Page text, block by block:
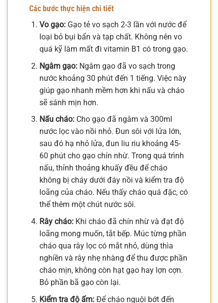
Các bước thực hiện chi tiết
Vo gạo:Gạo tẻ vo sạch 2-3 lần với nước để
loại bỏ bụi bẩn và tạp chất. Không nên vo
quá kỹ làm mất đi vitamin B1 có trong gạo.
Ngâm gạo:Ngâm gạo đã vo sạch trong
nước khoảng 30 phút đến 1 tiếng. Việc này
giúp gạo nhanh mềm hơn khi nấu và cháo
sẽ sánh mịn hơn.
Nấu cháo:Cho gạo đã ngâm và 300ml
nước lọc vào nồi nhỏ. Đun sôi với lửa lớn,
sau đó hạ nhỏ lửa, đun liu riu khoảng 45-
60 phút cho gạo chín nhừ. Trong quá trình
nấu, thỉnh thoảng khuấy đều để cháo
không bị cháy dưới đáy nồi và kiểm tra độ
loãng của cháo. Nếu thấy cháo quá đặc, có
thể thêm một chút nước sôi.
Rây cháo:Khi cháo đã chín nhừ và đạt độ
loãng mong muốn, tắt bếp. Múc từng phần
cháo qua rây lọc có mắt nhỏ, dùng thìa
nghiền và rây nhẹ nhàng để thu được phần
cháo mịn, không còn hạt gạo hay lợn cợn.
Bỏ phần bã gạo còn lại.
Kiểm tra độ ấm:Để cháo nguội bớt đến